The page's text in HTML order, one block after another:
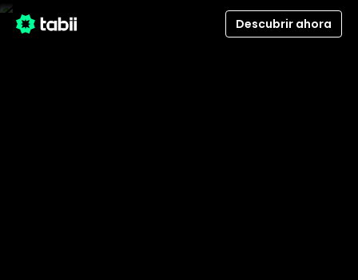
Descubrir ahora